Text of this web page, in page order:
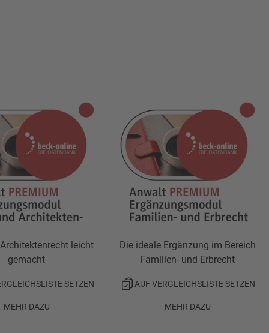
leicht
gemacht
SETZEN
MEHR DAZU
Die ideale Ergänzung im Bereich
Familien- und Erbrecht
AUF VERGLEICHSLISTE SETZEN
MEHR DAZU